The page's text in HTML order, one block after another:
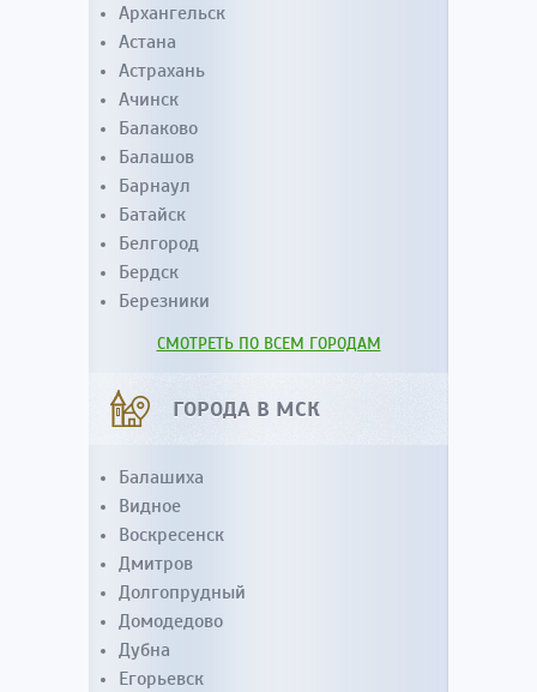
Архангельск
Астана
Астрахань
Ачинск
Балаково
Балашов
Барнаул
Батайск
Белгород
Бердск
Березники
СМОТРЕТЬ ПО ВСЕМ ГОРОДАМ
ГОРОДА В МСК
Балашиха
Видное
Воскресенск
Дмитров
Долгопрудный
Домодедово
Дубна
Егорьевск